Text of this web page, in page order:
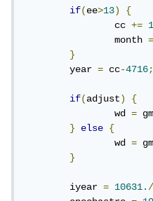
if(ee>13)
{
		cc
+=
		month
=
}
	year
= cc-4716;
if(adjust)
{
		wd
=
}
else
{
		wd
=
}
	iyear
= 10631.